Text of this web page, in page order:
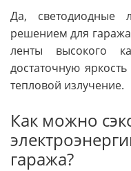
Да, светодиодные
решением для
ленты высокого
достаточную
тепловой излучение.
Как можно
гаража?